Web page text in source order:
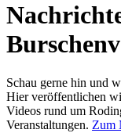
Schau gerne hin und
Hier veröffentlichen
Videos rund um
Veranstaltungen. Zum